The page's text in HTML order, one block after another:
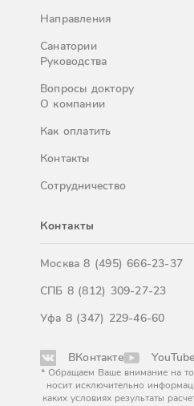
Направления
Санатории
Руководства
Вопросы доктору
О компании
Как оплатить
Контакты
Сотрудничество
Контакты
Москва8 (495) 666-23-37
СПБ 8 (812) 309-27-23
Уфа 8 (347) 229-46-60
ВКонтакте YouTube
* Обращаем Ваше внимание на
носит исключительно
каких условиях результаты